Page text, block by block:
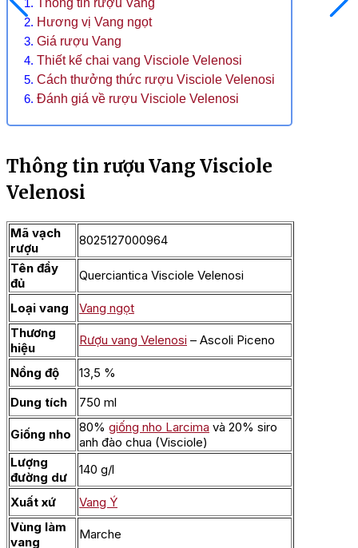
Thông tin rượu Vang
Hương vị Vang ngọt
Giá rượu Vang
Thiết kế chai vang Visciole Velenosi
Cách thưởng thức rượu Visciole Velenosi
Đánh giá về rượu Visciole Velenosi
Thông tin rượu Vang Visciole
Velenosi
Mã vạch
rượu
8025127000964
Tên đầy
đủ
Querciantica Visciole Velenosi
Loại vang
Vang ngọt
Thương
hiệu
Rượu vang Velenosi – Ascoli Piceno
Nồng độ
13,5 %
Dung tích
750 ml
Giống nho 80% giống nho Larcima và 20% siro
anh đào chua (Visciole)
Lượng
đường dư
140 g/l
Xuất xứ
Vang Ý
Vùng làm
vang
Marche